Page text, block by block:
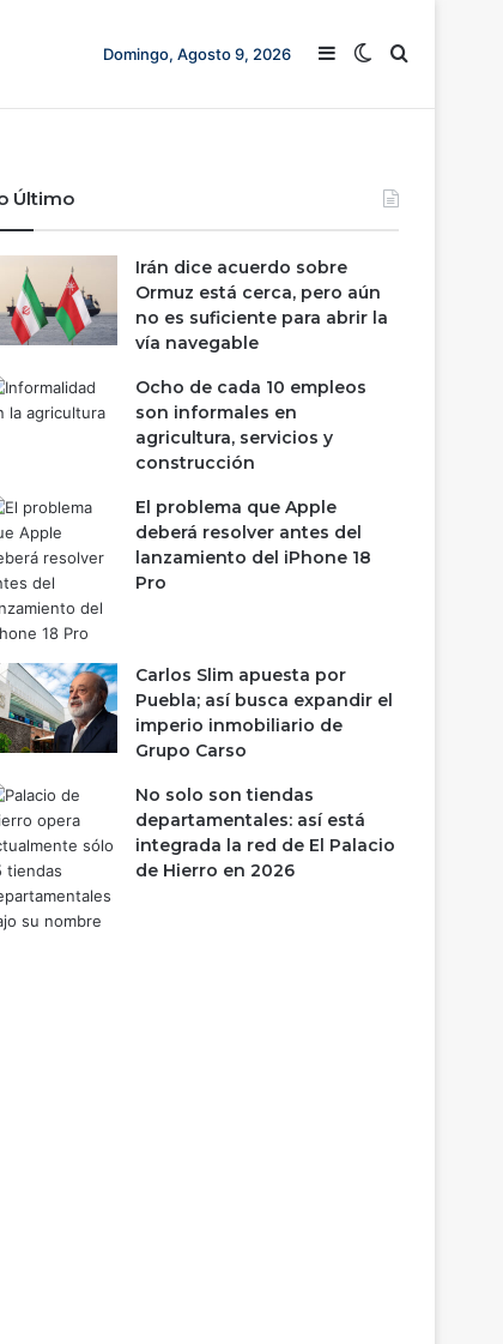
Domingo, Agosto 9, 2026 Barra lateral
Switch skin
Buscar
Último
Irán dice acuerdo sobre
Ormuz está cerca, pero aún
no es suficiente para abrir la
vía navegable
Ocho de cada 10 empleos
son informales en
agricultura, servicios y
construcción
El problema que Apple
deberá resolver antes del
lanzamiento del iPhone 18
Pro
Carlos Slim apuesta por
Puebla; así busca expandir el
imperio inmobiliario de
Grupo Carso
No solo son tiendas
departamentales: así está
integrada la red de El Palacio
de Hierro en 2026